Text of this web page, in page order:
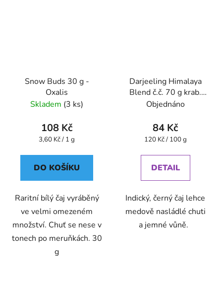
Snow Buds 30 g -
Oxalis
Skladem (3 ks)
108 Kč
Měrná
3,60 Kč / 1 g
DO KOŠÍKU
Raritní bílý čaj vyráběný
ve velmi omezeném
množství. Chuť se nese v
tonech po meruňkách. 30
g
Darjeeling Himalaya
Blend č.č. 70 g krab.
GREŠÍK Čaje 4
Objednáno
84 Kč
Měrná
120 Kč / 100 g
DETAIL
Indický, černý čaj lehce
medově nasládlé chuti
a jemné vůně.